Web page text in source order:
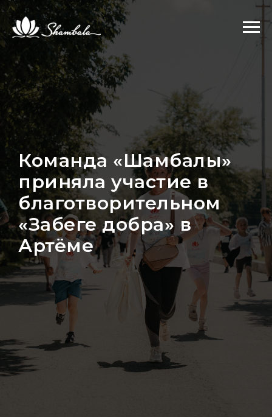
Команда «Шамбалы»
приняла участие в
благотворительном
«Забеге добра» в
Артёме